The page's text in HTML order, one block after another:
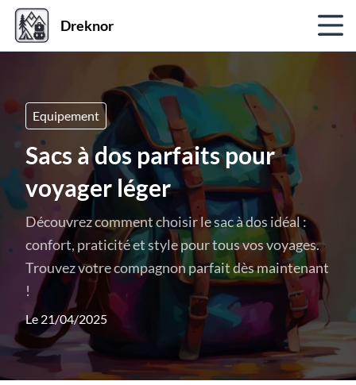
Dreknor
Equipement
Sacs à dos parfaits pour
voyager léger
Découvrez comment choisir le sac à dos idéal :
confort, praticité et style pour tous vos voyages.
Trouvez votre compagnon parfait dès maintenant
!
Le 21/04/2025